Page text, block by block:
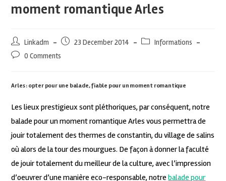
moment romantique Arles
Linkadm 23 December 2014
Informations
0 Comments
Arles : opter pour une balade, fiable pour un moment romantique
Les lieux prestigieux sont pléthoriques, par conséquent, notre
balade pour un moment romantique Arles vous permettra de
jouir totalement des thermes de constantin, du village de salins
où alors de la tour des mourgues. De façon à donner la faculté
de jouir totalement du meilleur de la culture, avec l’impression
d’oeuvrer d’une manière eco-responsable, notrebalade pour